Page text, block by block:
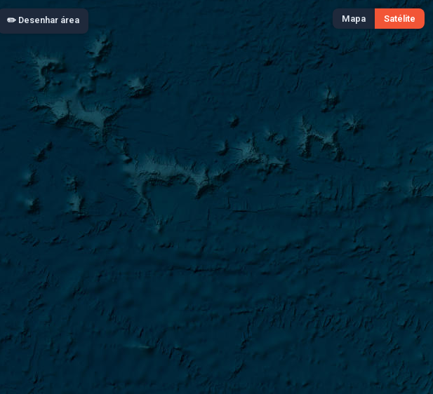
Mapa Satélite
✏️ Desenhar área